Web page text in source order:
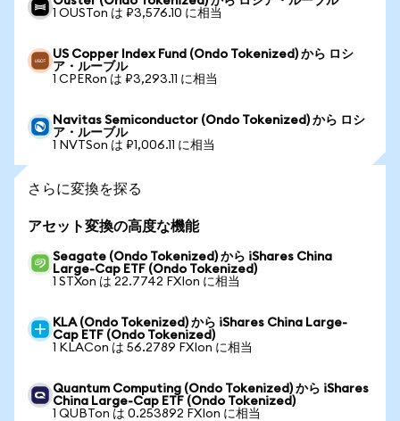
1 OUSTon は ₽3,576.10 に相当
US Copper Index Fund (Ondo Tokenized) から ロシ
ア・ルーブル
1 CPERon は ₽3,293.11 に相当
Navitas Semiconductor (Ondo Tokenized) から ロシ
ア・ルーブル
1 NVTSon は ₽1,006.11 に相当
さらに変換を探る
アセット変換の高度な機能
Seagate (Ondo Tokenized) から iShares China
Large-Cap ETF (Ondo Tokenized)
1 STXon は 22.7742 FXIon に相当
KLA (Ondo Tokenized) から iShares China Large-
Cap ETF (Ondo Tokenized)
1 KLACon は 56.2789 FXIon に相当
Quantum Computing (Ondo Tokenized) から iShares
China Large-Cap ETF (Ondo Tokenized)
1 QUBTon は 0.253892 FXIon に相当